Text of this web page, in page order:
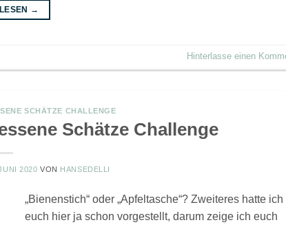
→
Hinterlasse einen
SCHÄTZE CHALLENGE
Schätze Challenge
2020 VON HANSEDELLI
„Bienenstich“ oder „Apfeltasche“? Zweiteres hatte ich
euch hier ja schon vorgestellt, darum zeige ich euch